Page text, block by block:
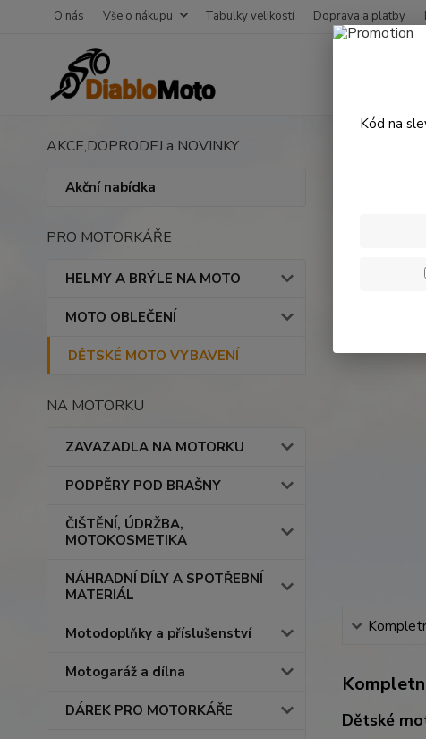
O nás Vše o nákupu Tabulky velikostí Doprava a platby
AKCE,DOPRODEJ a NOVINKY
Akční nabídka
PRO MOTORKÁŘE
HELMY A BRÝLE NA MOTO
MOTO OBLEČENÍ
DĚTSKÉ MOTO VYBAVENÍ
NA MOTORKU
ZAVAZADLA NA MOTORKU
PODPĚRY POD BRAŠNY
ČIŠTĚNÍ, ÚDRŽBA,
MOTOKOSMETIKA
NÁHRADNÍ DÍLY A SPOTŘEBNÍ
MATERIÁL
Motodoplňky a příslušenství
Motogaráž a dílna
DÁREK PRO MOTORKÁŘE
High
Dětské
Kód na